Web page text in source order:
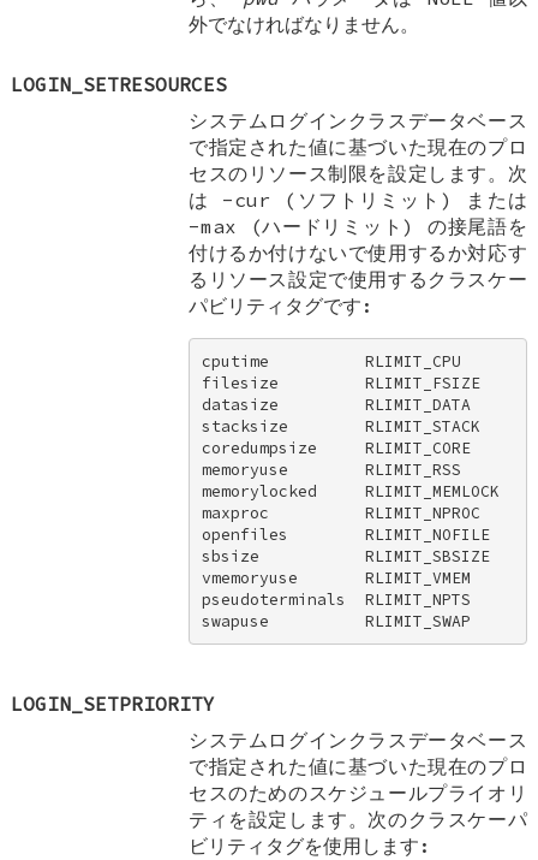
外でなければなりません。
LOGIN_SETRESOURCES
システムログインクラスデータベース
で指定された値に基づいた現在のプロ
セスのリソース制限を設定します。次
は -cur (ソフトリミット) または
-max (ハードリミット) の接尾語を
付けるか付けないで使用するか対応す
るリソース設定で使用するクラスケー
パビリティタグです:
cputime          RLIMIT_CPU
filesize         RLIMIT_FSIZE
datasize         RLIMIT_DATA
stacksize        RLIMIT_STACK
coredumpsize     RLIMIT_CORE
memoryuse        RLIMIT_RSS
memorylocked     RLIMIT_MEMLOCK
maxproc          RLIMIT_NPROC
openfiles        RLIMIT_NOFILE
sbsize           RLIMIT_SBSIZE
vmemoryuse       RLIMIT_VMEM
pseudoterminals  RLIMIT_NPTS
swapuse          RLIMIT_SWAP
LOGIN_SETPRIORITY
システムログインクラスデータベース
で指定された値に基づいた現在のプロ
セスのためのスケジュールプライオリ
ティを設定します。次のクラスケーパ
ビリティタグを使用します: